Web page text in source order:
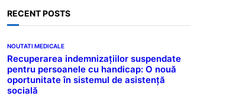
RECENT POSTS
NOUTATI MEDICALE
Recuperarea indemnizațiilor suspendate
pentru persoanele cu handicap: O nouă
oportunitate în sistemul de asistență
socială